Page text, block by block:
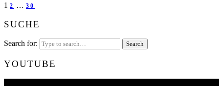
1 2 … 30
SUCHE
Search for:
YOUTUBE